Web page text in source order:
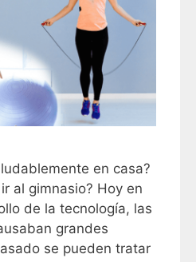
en casa?
al gimnasio? Hoy en
de la tecnología, las
grandes
se pueden tratar